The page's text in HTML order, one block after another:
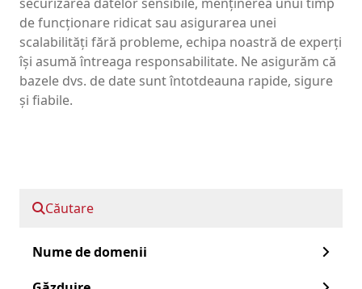
Nume de domenii
Căutare
de funcționare ridicat sau asigurarea unei
scalabilități fără probleme, echipa noastră de experți
își asumă întreaga responsabilitate. Ne asigurăm că
bazele dvs. de date sunt întotdeauna rapide, sigure
și fiabile.
noastre gestionate pentru serverele
Înregistrați-vă ca revânzător